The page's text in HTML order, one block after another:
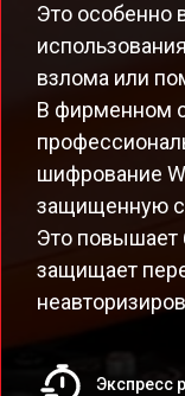
Это особенно
взлома или
В фирменном
шифрование
защищенную
Это повышает
защищает
Экспресс